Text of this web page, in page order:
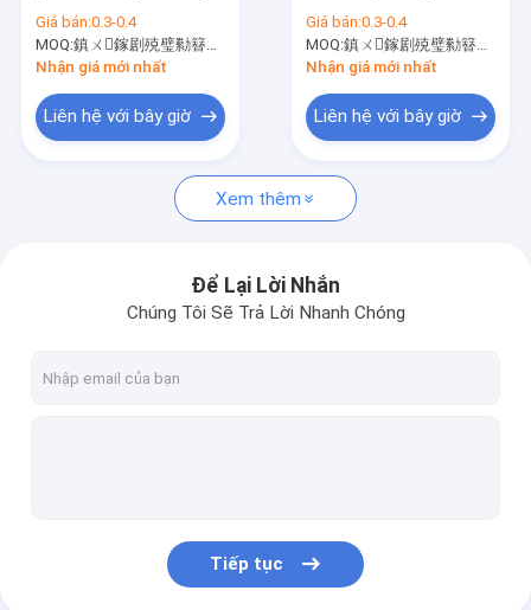
Công tắc trượt điện
đổi cho bàn đạp hiệu
ứng ghi-ta
Giá bán:0.3-0.4
MOQ:鎮ㄨ鎵剧殑璧勬簮宸茶鍒犻櫎銆佸凡鏇村悕鎴栨殏鏃朵笉鍙敤銆
Nhận giá mới nhất
Liên hệ với bây giờ
Bypass
Giá bán:0.3-0.4
MOQ:鎮ㄨ鎵剧殑璧勬簮宸茶鍒犻櫎銆佸凡鏇村悕鎴栨殏鏃朵笉鍙敤銆
Nhận giá mới nhất
Liên hệ với bây giờ
Xem thêm
Để Lại Lời Nhắn
Chúng Tôi Sẽ Trả Lời Nhanh Chóng
Tiếp tục